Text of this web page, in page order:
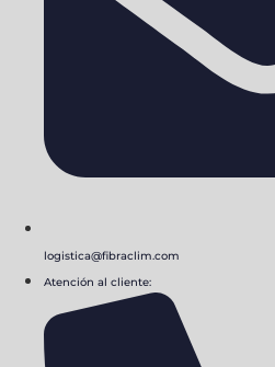
logistica@fibraclim.com
Atención al cliente: